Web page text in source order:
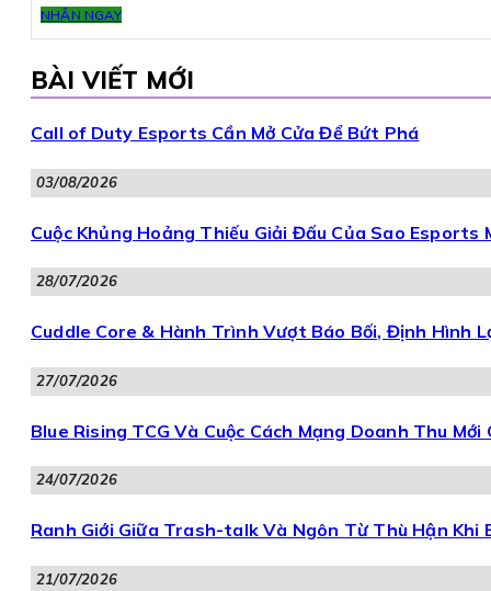
NHẬN NGAY
BÀI VIẾT MỚI
Call of Duty Esports Cần Mở Cửa Để Bứt Phá
03/08/2026
Cuộc Khủng Hoảng Thiếu Giải Đấu Của Sao Esports
28/07/2026
Cuddle Core & Hành Trình Vượt Báo Bối, Định Hình
27/07/2026
Blue Rising TCG Và Cuộc Cách Mạng Doanh Thu Mới
24/07/2026
Ranh Giới Giữa Trash-talk Và Ngôn Từ Thù Hận Khi
21/07/2026